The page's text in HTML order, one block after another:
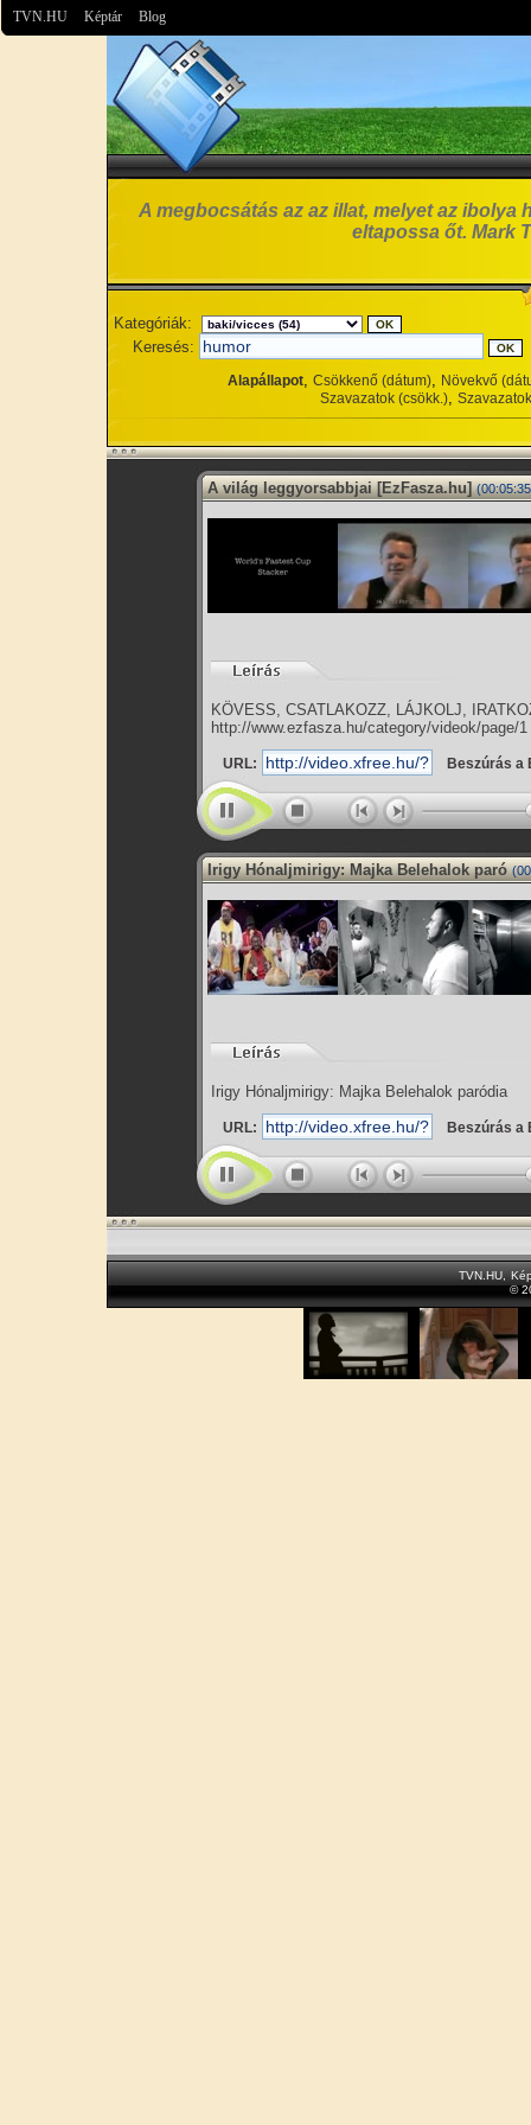
TVN.HU Képtár Blog
A megbocsátás az az illat, melyet az ibolya
eltapossa őt. Mark
Kategóriák:
Keresés:
Alapállapot, Csökkenő (dátum), Növekvő
Szavazatok (csökk.),
A világ leggyorsabbjai [EzFasza.hu]
KÖVESS, CSATLAKOZZ, LÁJKOLJ,
http://www.ezfasza.hu/category/videok/page/
URL: Beszúrás a
Irigy Hónaljmirigy: Majka Belehalok paró
Irigy Hónaljmirigy: Majka Belehalok paródia
URL: Beszúrás a
TVN.HU
©